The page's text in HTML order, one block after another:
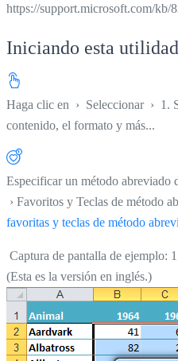
https://support.microsoft.com/kb/
Iniciando esta utilidad
Haga clic en › Seleccionar› 1.
contenido, el formato y más...
Especificar un método
› Favoritos y Teclas de método
favoritas y teclas de método
Captura de pantalla de ejemplo:
(Esta es la versión en inglés.)